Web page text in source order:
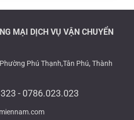
MẠI DỊCH VỤ VẬN CHUYỂN
Phú Thạnh,Tân Phú, Thành
- 0786.023.023